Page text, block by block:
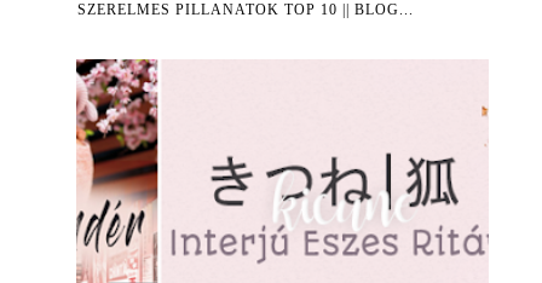
SZERELMES PILLANATOK TOP 10 || BLOG...